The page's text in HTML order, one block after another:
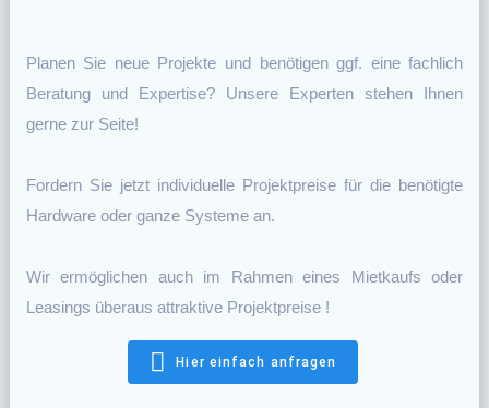
Planen Sie neue Projekte und benötigen ggf. eine fachlich
Beratung und Expertise? Unsere Experten stehen Ihnen
gerne zur Seite!
Fordern Sie jetzt individuelle Projektpreise für die benötigte
Hardware oder ganze Systeme an.
Wir ermöglichen auch im Rahmen eines Mietkaufs oder
Leasings überaus attraktive Projektpreise !
Hier einfach anfragen